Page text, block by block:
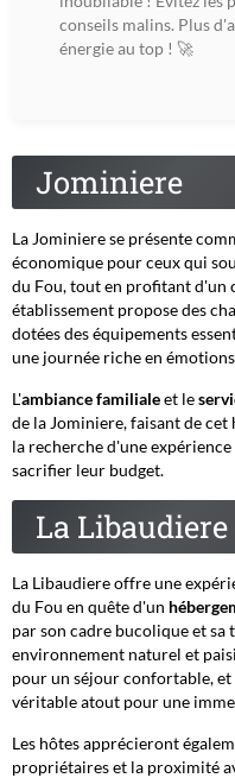
conseils malins. Plus
énergie au top ! 🚀
Jominiere
La Jominiere se présente
économique pour ceux qui
du Fou, tout en profitant d'un
établissement propose des
dotées des équipements
une journée riche en
L'ambiance familialeet le
de la Jominiere, faisant de
la recherche d'une
sacrifier leur budget.
La Libaudiere
La Libaudiere offre une
du Fou en quête d'un
par son cadre bucolique et
environnement naturel et
pour un séjour confortable, et
véritable atout pour une
Les hôtes apprécieront
propriétaires et la proximité